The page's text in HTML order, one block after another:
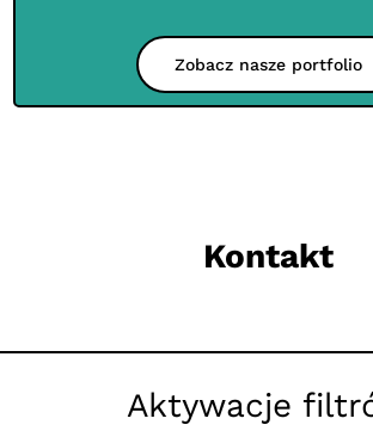
Zobacz nasze portfolio
Kontakt
Aktywacje